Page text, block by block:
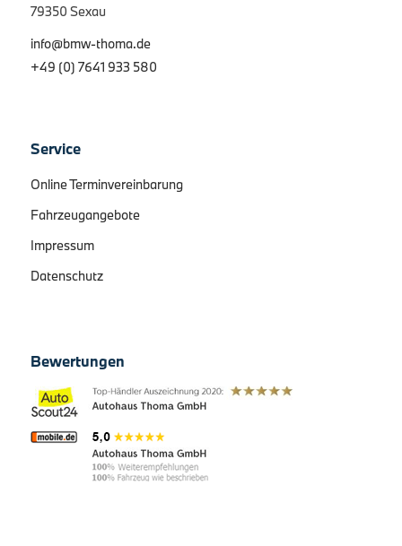
79350 Sexau
info@bmw-thoma.de
+49 (0) 7641 933 580
Service
Online Terminvereinbarung
Fahrzeugangebote
Impressum
Datenschutz
Bewertungen